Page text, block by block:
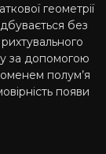
геометрії
без
за допомогою
полум’я
появи